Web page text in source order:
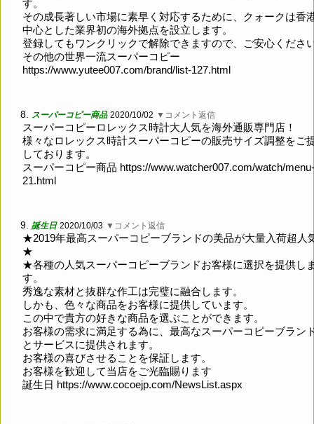
す。
その成長著しい市場に素早く対応するために、クォークは香
中心とした業界初の海外拠点を設立します。
登録してもワンクリックで解除できますので、ご安心くださ
その他の世界一流スーパーコピー
https://www.yutee007.com/brand/list-127.html
8. スーパーコピー商品 2020/10/02 ▼コメント返信
スーパーコピーロレックス時計大人気を海外通販専門店！
様々なロレックス時計スーパーコピーの販売サイズ調整をご
しております。
スーパーコピー商品 https://www.watcher007.com/watch/
21.html
9. 誕生日 2020/10/03 ▼コメント返信
★2019年最高スーパーコピーブランドの美品が大量入荷超人
★
★各種の人気スーパーコピーブランドお客様に選択を提供し
す。
秀逸な素材と抜群な作工は完璧に融合します。
しかも、色々な商品をお客様に提供しています。
この中で貴方の好きな商品を選ぶことができます。
お客様の需求に満足する為に、最高なスーパーコピーブラン
とサービスに提供されます。
お客様の喜びさせることを保証します。
お客様を歓迎して当店をご光臨賜ります
誕生日 https://www.cocoejp.com/NewsList.aspx